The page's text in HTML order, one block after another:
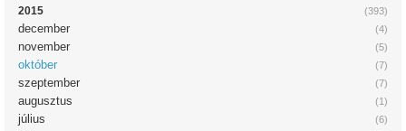
(393)
2015
(4)
december
(5)
november
(7)
október
(7)
szeptember
(1)
augusztus
(6)
július